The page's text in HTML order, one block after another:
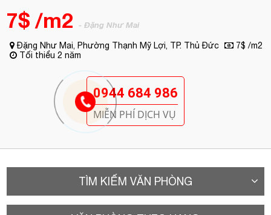
7$ /m2 - Đặng Như Mai
Đặng Như Mai, Phường Thạnh Mỹ Lợi, TP. Thủ Đức
7$ /m2
Tối thiểu 2 năm
0944 684 986
MIỄN PHÍ DỊCH VỤ
TÌM KIẾM VĂN PHÒNG